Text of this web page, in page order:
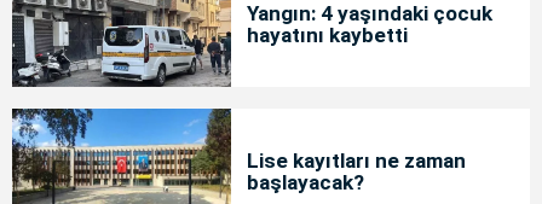
Yangın: 4 yaşındaki çocuk
hayatını kaybetti
Lise kayıtları ne zaman
başlayacak?